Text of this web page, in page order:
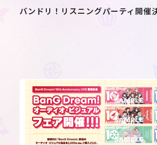
バンドリ！リスニングパーティ開催